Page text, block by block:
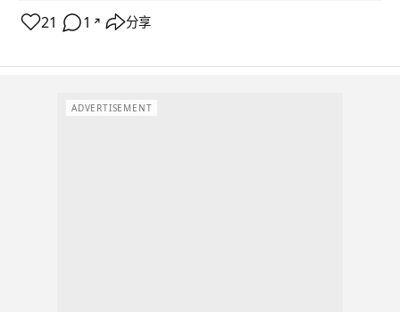
21 1 ↗ 分享
ADVERTISEMENT